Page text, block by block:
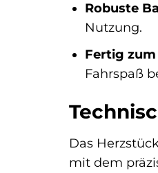
Robuste
Nutzung.
Fertig zum
Fahrspaß
Das
mit dem